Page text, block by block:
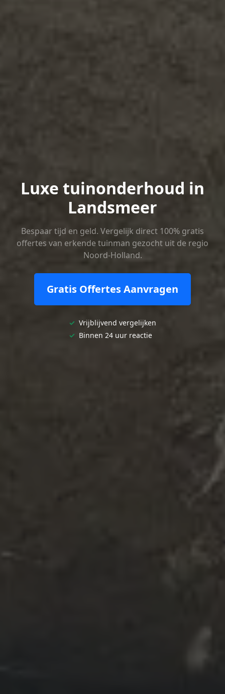
Luxe tuinonderhoud in
Landsmeer
Bespaar tijd en geld. Vergelijk direct 100% gratis
offertes van erkende tuinman gezocht uit de regio
Noord-Holland.
Gratis Offertes Aanvragen
✓ Vrijblijvend vergelijken
✓ Binnen 24 uur reactie